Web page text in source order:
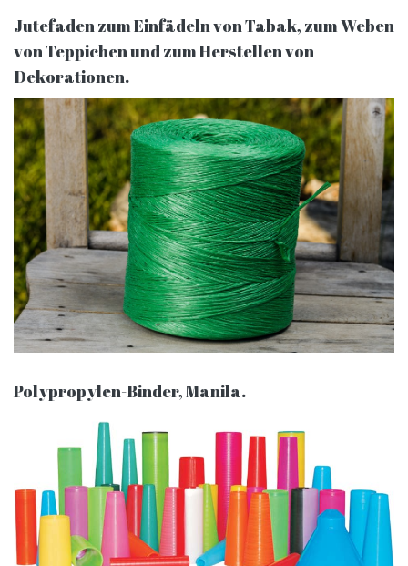
Jutefaden zum Einfädeln von Tabak, zum Weben
von Teppichen und zum Herstellen von
Dekorationen.
Polypropylen-Binder, Manila.